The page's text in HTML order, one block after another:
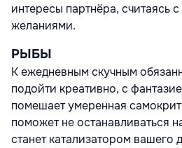
интересы партнёра, считаясь
желаниями.
РЫБЫ
К ежедневным скучным
подойти креативно, с
помешает умеренная
поможет не останавливаться
станет катализатором вашего